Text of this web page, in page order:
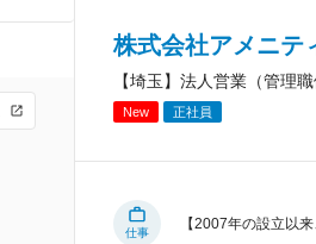
株式会社アメニテ
【埼玉】法人営業（管理
New 正社員
仕事
【2007年の設立以